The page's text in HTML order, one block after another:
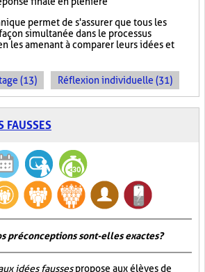
permet de s'assurer que tous les
simultanée dans le processus
les amenant à comparer leurs idées et
(13) Réflexion individuelle (31)
FAUSSES
préconceptions sont-elles exactes ?
idées faussespropose aux élèves de